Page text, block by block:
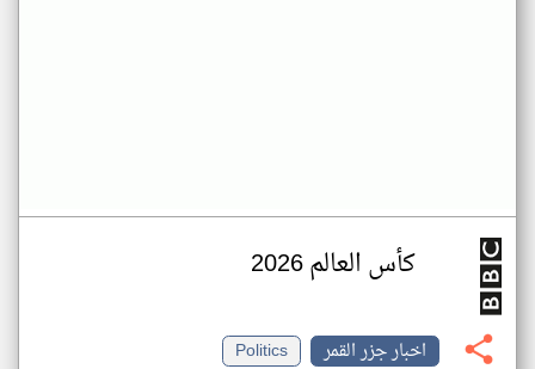
كأس العالم 2026
اخبار جزر القمر
Politics